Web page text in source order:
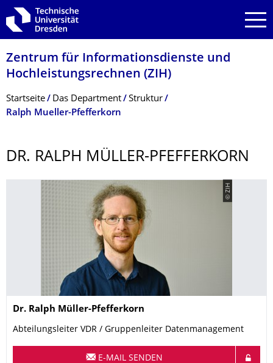
Zur Hauptnavigation springen
Zur Suche springen
Zum Inhalt springen
Zentrum für Informations­dienste und
Hochleistungs­rechnen (ZIH)
Breadcrumb-Menü
Startseite Das Department
Struktur
Ralph Mueller-Pfefferkorn
DR. RALPH MÜLLER-PFEFFERKORN
© ZIH
Name
Dr. Ralph Müller-Pfefferkorn
Abteilungsleiter VDR / Gruppenleiter Datenmanagement
E-MAIL SENDEN